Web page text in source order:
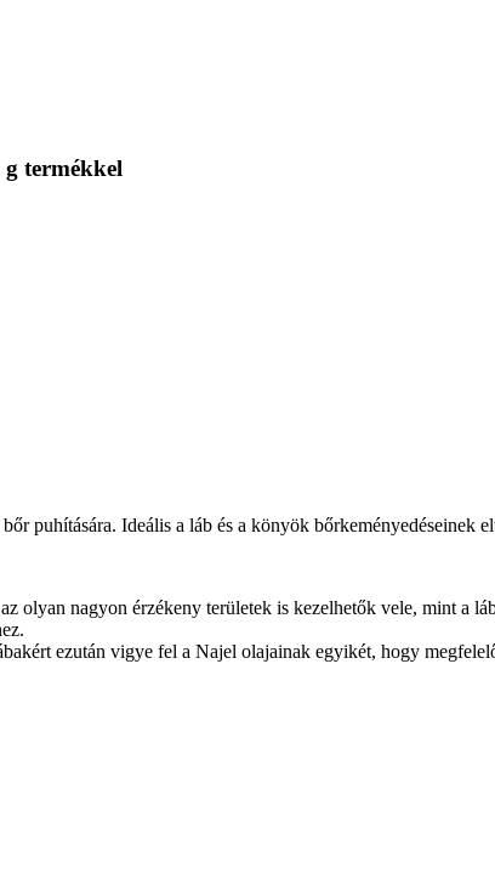
termékkel
puhítására. Ideális a láb és a könyök bőrkeményedéseinek
olyan nagyon érzékeny területek is kezelhetők vele, mint a
ezután vigye fel a Najel olajainak egyikét, hogy